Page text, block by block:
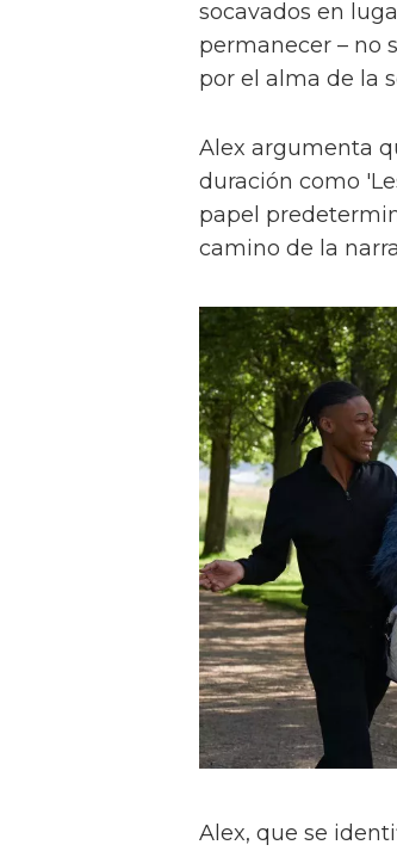
socavados en
permanecer – no
por el alma de la
Alex argumenta
duración como
papel
camino de la
Alex, que se